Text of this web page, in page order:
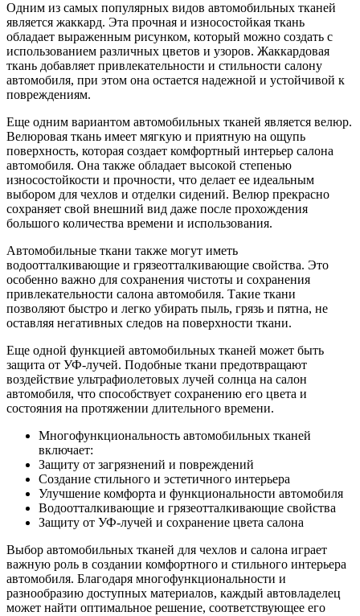
Одним из самых популярных видов автомобильных тканей
является жаккард. Эта прочная и износостойкая ткань
обладает выраженным рисунком, который можно создать с
использованием различных цветов и узоров. Жаккардовая
ткань добавляет привлекательности и стильности салону
автомобиля, при этом она остается надежной и устойчивой к
повреждениям.
Еще одним вариантом автомобильных тканей является велюр.
Велюровая ткань имеет мягкую и приятную на ощупь
поверхность, которая создает комфортный интерьер салона
автомобиля. Она также обладает высокой степенью
износостойкости и прочности, что делает ее идеальным
выбором для чехлов и отделки сидений. Велюр прекрасно
сохраняет свой внешний вид даже после прохождения
большого количества времени и использования.
Автомобильные ткани также могут иметь
водоотталкивающие и грязеотталкивающие свойства. Это
особенно важно для сохранения чистоты и сохранения
привлекательности салона автомобиля. Такие ткани
позволяют быстро и легко убирать пыль, грязь и пятна, не
оставляя негативных следов на поверхности ткани.
Еще одной функцией автомобильных тканей может быть
защита от УФ-лучей. Подобные ткани предотвращают
воздействие ультрафиолетовых лучей солнца на салон
автомобиля, что способствует сохранению его цвета и
состояния на протяжении длительного времени.
Многофункциональность автомобильных тканей
включает:
Защиту от загрязнений и повреждений
Создание стильного и эстетичного интерьера
Улучшение комфорта и функциональности автомобиля
Водоотталкивающие и грязеотталкивающие свойства
Защиту от УФ-лучей и сохранение цвета салона
Выбор автомобильных тканей для чехлов и салона играет
важную роль в создании комфортного и стильного интерьера
автомобиля. Благодаря многофункциональности и
разнообразию доступных материалов, каждый автовладелец
может найти оптимальное решение, соответствующее его